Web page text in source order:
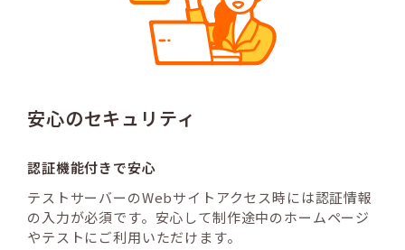
安心のセキュリティ
認証機能付きで安心
テストサーバーのWebサイトアクセス時には認証情報
の入力が必須です。安心して制作途中のホームページ
やテストにご利用いただけます。